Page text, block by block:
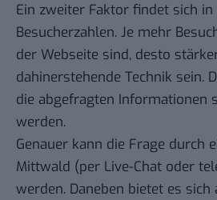
Ein zweiter Faktor findet sich in
Besucherzahlen. Je mehr
der Webseite sind, desto
dahinerstehende Technik sein.
die abgefragten Informationen
werden.
Genauer kann die Frage durch
Mittwald (per Live-Chat oder
werden. Daneben bietet es sich